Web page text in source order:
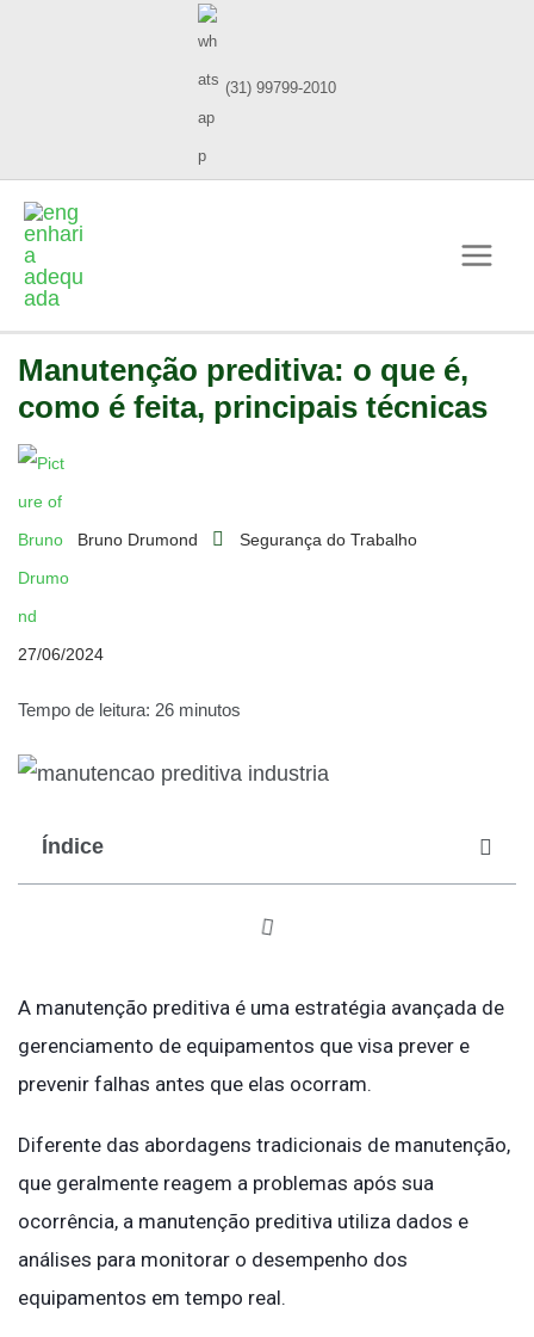
(31) 99799-2010
Manutenção preditiva: o que é,
como é feita, principais técnicas
Bruno Drumond Segurança do Trabalho
27/06/2024
Tempo de leitura: 26 minutos
Índice
A manutenção preditiva é uma estratégia avançada de
gerenciamento de equipamentos que visa prever e
prevenir falhas antes que elas ocorram.
Diferente das abordagens tradicionais de manutenção,
que geralmente reagem a problemas após sua
ocorrência, a manutenção preditiva utiliza dados e
análises para monitorar o desempenho dos
equipamentos em tempo real.